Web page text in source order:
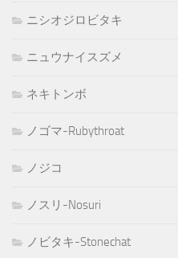
ニシオジロビタキ
ニュウナイスズメ
ネキトンボ
ノゴマ-Rubythroat
ノジコ
ノスリ-Nosuri
ノビタキ-Stonechat